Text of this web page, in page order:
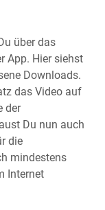
über das
App. Hier siehst
Downloads.
das Video auf
der
Du nun auch
die
mindestens
Internet